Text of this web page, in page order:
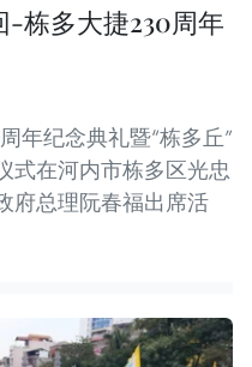
-栋多大捷230周年
年纪念典礼暨“栋多丘”
式在河内市栋多区光忠
府总理阮春福出席活